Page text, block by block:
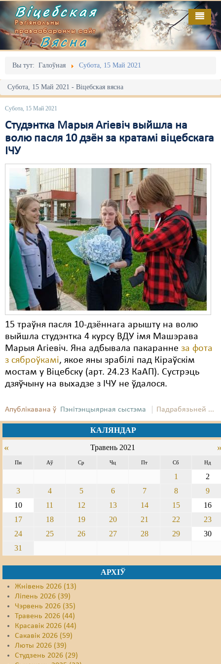
Віцебская
Рэгіянальны
праваабарончы сайт
Вясна
Вы тут: Галоўная Субота, 15 Май 2021
Субота, 15 Май 2021 - Віцебская вясна
Субота, 15 Май 2021
Студэнтка Марыя Агіевіч выйшла на
волю пасля 10 дзён за кратамі віцебскага
ІЧУ
15 траўня пасля 10-дзённага арышту на волю
выйшла студэнтка 4 курсу ВДУ імя Машэрава
Марыя Агіевіч. Яна адбывала пакаранне за фота
з сяброўкамі, якое яны зрабілі пад Кіраўскім
мостам у Віцебску (арт. 24.23 КаАП). Сустрэць
дзяўчыну на выхадзе з ІЧУ не ўдалося.
Апублікавана ў Пэнітэнцыярная сыстэма Падрабязьней ...
КАЛЯНДАР
« Травень 2021
Пн Аў Ср Чц Пт Сб Нд
1
2
3
4 5 6 7 8
9
10
11 12 13 14 15
16
17
18 19 20 21 22
23
24
25 26 27 28 29
30
31
АРХІЎ
Жнівень 2026 (13)
Ліпень 2026 (39)
Чэрвень 2026 (35)
Травень 2026 (44)
Красавік 2026 (44)
Сакавік 2026 (59)
Люты 2026 (39)
Студзень 2026 (29)
Галоўная
Адміністрацыйны перасьлед
Акцыі
Выбары
Грамадзянскія ініцыятывы
Дзяржава
Дыскрымінацыя
Затрыманьні
Карная псыхіятрыя
КПЧ ААН
Культурныя правы
Мігранты
Мірныя сходы
Палітвязьні
Праваабаронцы
Правы дзіцяці
Рознае
Сьмяротнае пакараньне
Экалёгія
Правы працоўных
Выданьні
Відэа
Пра нас
RSS